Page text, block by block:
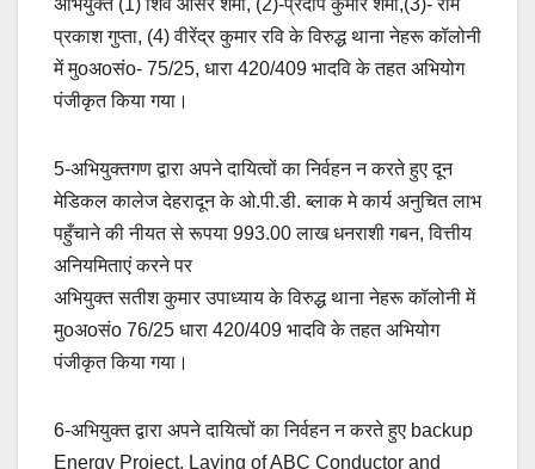
अभियुक्त (1) शिव आसरे शर्मा, (2)-प्रदीप कुमार शर्मा,(3)- राम
प्रकाश गुप्ता, (4) वीरेंद्र कुमार रवि के विरुद्ध थाना नेहरू कॉलोनी
में मुoअoसंo- 75/25, धारा 420/409 भादवि के तहत अभियोग
पंजीकृत किया गया।
5-अभियुक्तगण द्वारा अपने दायित्वों का निर्वहन न करते हुए दून
मेडिकल कालेज देहरादून के ओ.पी.डी. ब्लाक मे कार्य अनुचित लाभ
पहुँचाने की नीयत से रूपया 993.00 लाख धनराशी गबन, वित्तीय
अनियमिताएं करने पर
अभियुक्त सतीश कुमार उपाध्याय के विरुद्ध थाना नेहरू कॉलोनी में
मुoअoसंo 76/25 धारा 420/409 भादवि के तहत अभियोग
पंजीकृत किया गया।
6-अभियुक्त द्वारा अपने दायित्वों का निर्वहन न करते हुए backup
Energy Project, Laying of ABC Conductor and